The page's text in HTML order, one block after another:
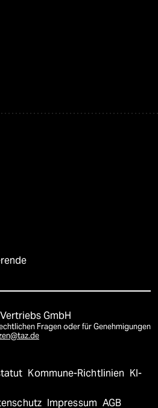
GmbH
Fragen oder für Genehmigungen
Kommune-Richtlinien KI-
Impressum AGB